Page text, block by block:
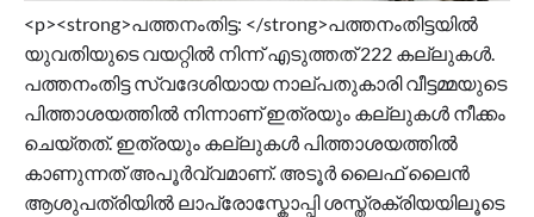
<p><strong>പത്തനംതിട്ട: </strong>പത്തനംതിട്ടയില്‍
യുവതിയുടെ വയറ്റിൽ നിന്ന് എടുത്തത് 222 കല്ലുകൾ.
പത്തനംതിട്ട സ്വദേശിയായ നാല്പതുകാരി വീട്ടമ്മയുടെ
പിത്താശയത്തിൽ നിന്നാണ് ഇത്രയും കല്ലുകൾ നീക്കം
ചെയ്തത്. ഇത്രയും കല്ലുകൾ പിത്താശയത്തിൽ
കാണുന്നത് അപൂർവ്വമാണ്. അടൂർ ലൈഫ് ലൈൻ
ആശുപത്രിയിൽ ലാപ്രോസ്കോപ്പി ശസ്ത്രക്രിയയിലൂടെ